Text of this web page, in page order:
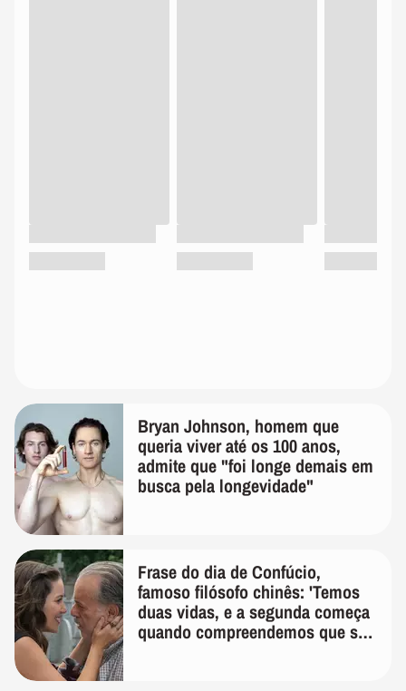
Bryan Johnson, homem que
queria viver até os 100 anos,
admite que "foi longe demais em
busca pela longevidade"
Frase do dia de Confúcio,
famoso filósofo chinês: 'Temos
duas vidas, e a segunda começa
quando compreendemos que só